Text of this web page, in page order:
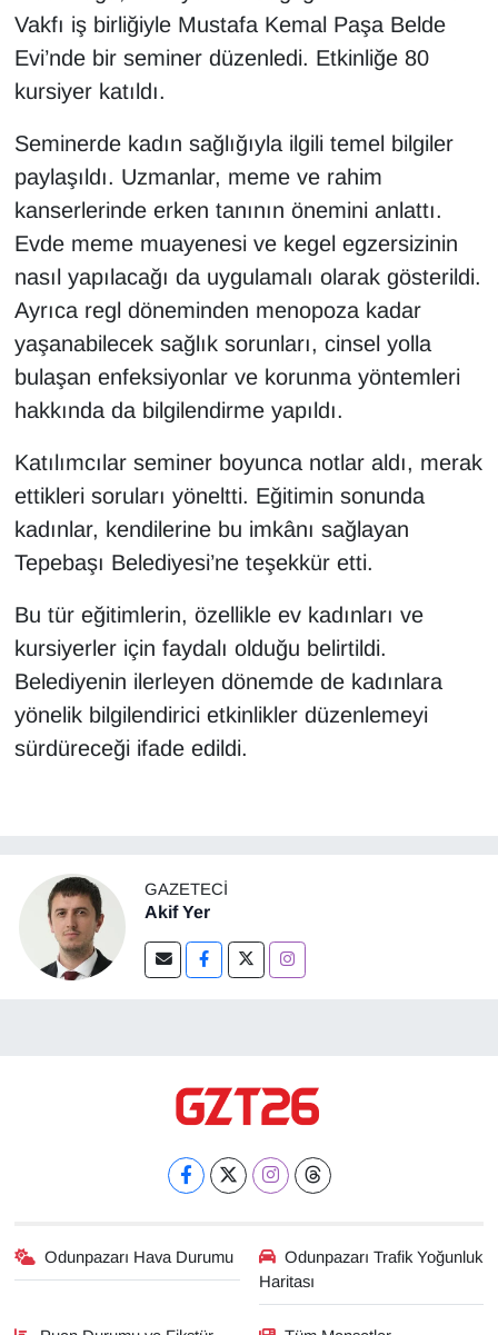
Vakfı iş birliğiyle Mustafa Kemal Paşa Belde
Evi’nde bir seminer düzenledi. Etkinliğe 80
kursiyer katıldı.
Seminerde kadın sağlığıyla ilgili temel bilgiler
paylaşıldı. Uzmanlar, meme ve rahim
kanserlerinde erken tanının önemini anlattı.
Evde meme muayenesi ve kegel egzersizinin
nasıl yapılacağı da uygulamalı olarak gösterildi.
Ayrıca regl döneminden menopoza kadar
yaşanabilecek sağlık sorunları, cinsel yolla
bulaşan enfeksiyonlar ve korunma yöntemleri
hakkında da bilgilendirme yapıldı.
Katılımcılar seminer boyunca notlar aldı, merak
ettikleri soruları yöneltti. Eğitimin sonunda
kadınlar, kendilerine bu imkânı sağlayan
Tepebaşı Belediyesi’ne teşekkür etti.
Bu tür eğitimlerin, özellikle ev kadınları ve
kursiyerler için faydalı olduğu belirtildi.
Belediyenin ilerleyen dönemde de kadınlara
yönelik bilgilendirici etkinlikler düzenlemeyi
sürdüreceği ifade edildi.
GAZETECI
Akif Yer
Odunpazarı Hava Durumu
Odunpazarı Trafik Yoğunluk
Haritası